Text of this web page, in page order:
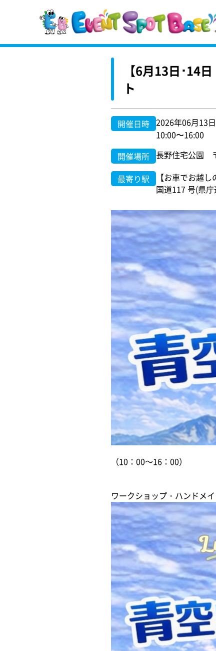
【6月13日･14
ト
開催日時 2026年06月13
10:00〜16:00
開催場所 長野住宅公園
最寄り駅
【お車でお越し
国道117 号(県
（10：00～16：00）
ワークショップ・ハンドメ